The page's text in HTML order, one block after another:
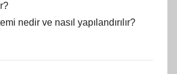
nedir ve nasıl yapılandırılır?